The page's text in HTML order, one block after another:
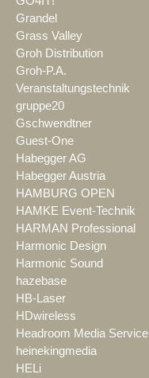
Grandel
Grass Valley
Groh Distribution
Groh-P.A.
Veranstaltungstechnik
gruppe20
Gschwendtner
Guest-One
Habegger AG
Habegger Austria
HAMBURG OPEN
HAMKE Event-Technik
HARMAN Professional
Harmonic Design
Harmonic Sound
hazebase
HB-Laser
HDwireless
Headroom Media Service
heinekingmedia
HELi